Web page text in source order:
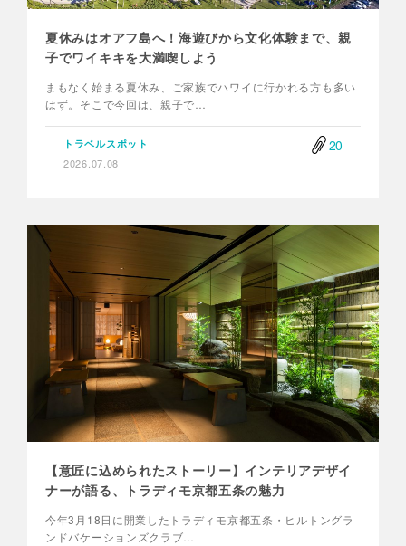
夏休みはオアフ島へ！海遊びから文化体験まで、親
子でワイキキを大満喫しよう
まもなく始まる夏休み、ご家族でハワイに行かれる方も多い
はず。そこで今回は、親子で…
トラベルスポット
2026.07.08
20
【意匠に込められたストーリー】インテリアデザイ
ナーが語る、トラディモ京都五条の魅力
今年3月18日に開業したトラディモ京都五条・ヒルトングラ
ンドバケーションズクラブ…